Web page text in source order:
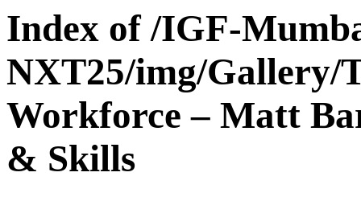
Index of /IGF-
NXT25/img/Gallery/
Workforce – Matt
& Skills